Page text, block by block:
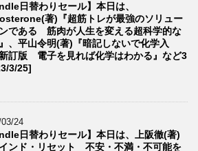
日替わりセール】本日は、
著)『超筋トレが最強のソリュー
である 筋肉が人生を変える超科学的な
、平山令明(著)『暗記しないで化学入
訂版 電子を見れば化学はわかる』など3
3/25]
24
日替わりセール】本日は、上阪徹(著)
インド・リセット 不安・不満・不可能を